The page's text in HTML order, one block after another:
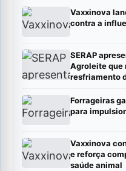
Vaxxinova
contra a
SERAP
Agroleite que
resfriamento
Forrageiras
para
Vaxxinova
e reforça
saúde animal